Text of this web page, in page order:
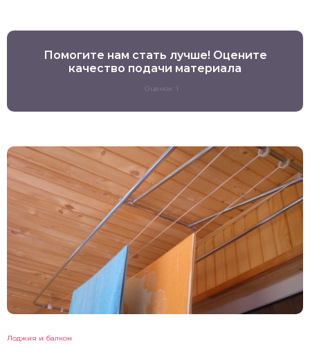
Помогите нам стать лучше! Оцените
качество подачи материала
Оценок: 1
Лоджия и балкон